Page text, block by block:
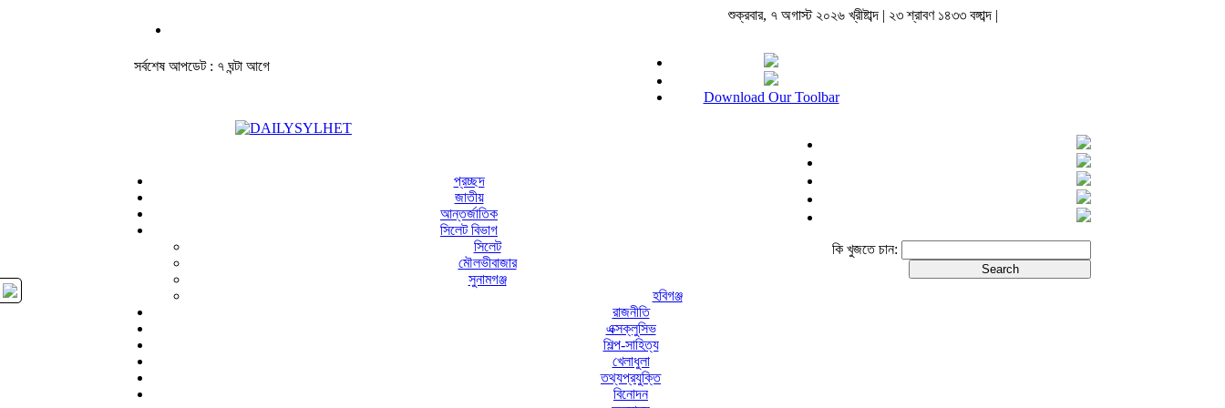
সর্বশেষ আপডেট : ৭ ঘন্টা আগে
শুক্রবার, ৭ অগাস্ট ২০২৬ খ্রীষ্টাব্দ | ২৩ শ্রাবণ ১৪৩৩ বঙ্গাব্দ |
Download Our Toolbar
কি খুজতে চান:
প্রচ্ছদ
জাতীয়
আন্তর্জাতিক
সিলেট বিভাগ
সিলেট
মৌলভীবাজার
সুনামগঞ্জ
হবিগঞ্জ
রাজনীতি
এক্সক্লুসিভ
শিল্প-সাহিত্য
খেলাধুলা
তথ্যপ্রযুক্তি
বিনোদন